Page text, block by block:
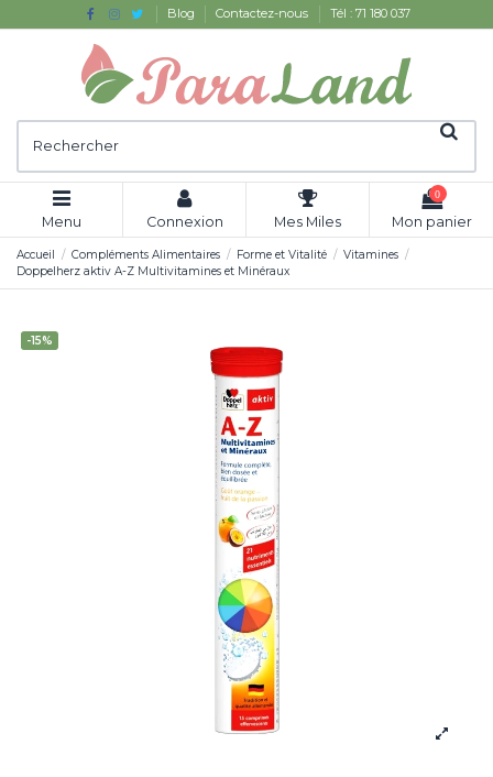
Blog Contactez-nous Tél : 71 180 037
Menu Connexion Mes Miles
0
Mon panier
Accueil Compléments Alimentaires Forme et Vitalité
Vitamines
Doppelherz aktiv A-Z Multivitamines et Minéraux
-15%